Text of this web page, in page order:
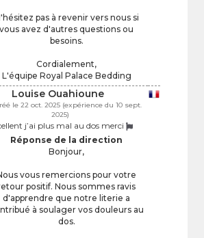
pas à revenir vers nous si
vous avez d'autres questions ou
besoins.
Cordialement,
L'équipe Royal Palace Bedding
Louise Ouahioune
le 22 oct. 2025 (expérience du 10 sept.
2025)
j’ai plus mal au dos merci
Réponse de la direction
Bonjour,
vous remercions pour votre
positif. Nous sommes ravis
d'apprendre que notre literie a
à soulager vos douleurs au
dos.